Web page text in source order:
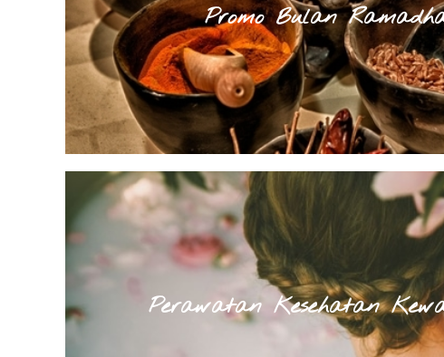
Promo Bulan
Perawatan Kesehatan